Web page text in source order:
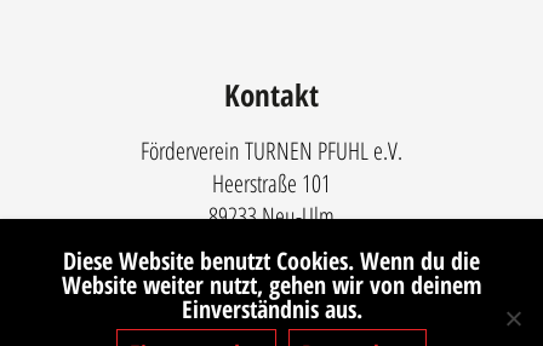
Kontakt
Förderverein TURNEN PFUHL e.V.
Heerstraße 101
89233 Neu-Ulm
Kontakt per Formular
Diese Website benutzt Cookies. Wenn du die
Website weiter nutzt, gehen wir von deinem
Einverständnis aus.